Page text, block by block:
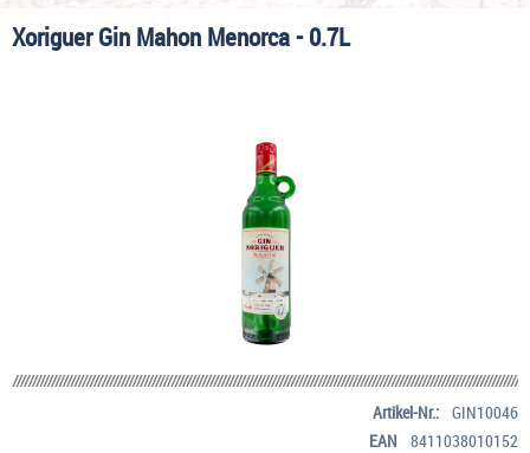
Xoriguer Gin Mahon Menorca - 0.7L
Artikel-Nr.: GIN10046
EAN
8411038010152